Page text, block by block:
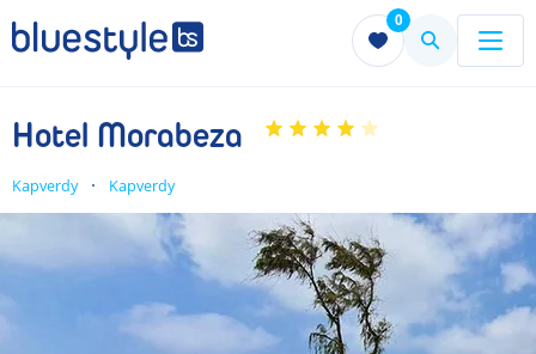
0
Menu Menu
Hotel Morabeza
Kapverdy Kapverdy